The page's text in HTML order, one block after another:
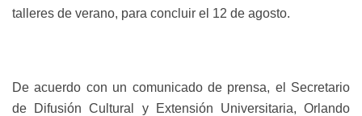
talleres de verano, para concluir el 12 de agosto.
De acuerdo con un comunicado de prensa, el Secretario
de Difusión Cultural y Extensión Universitaria, Orlando